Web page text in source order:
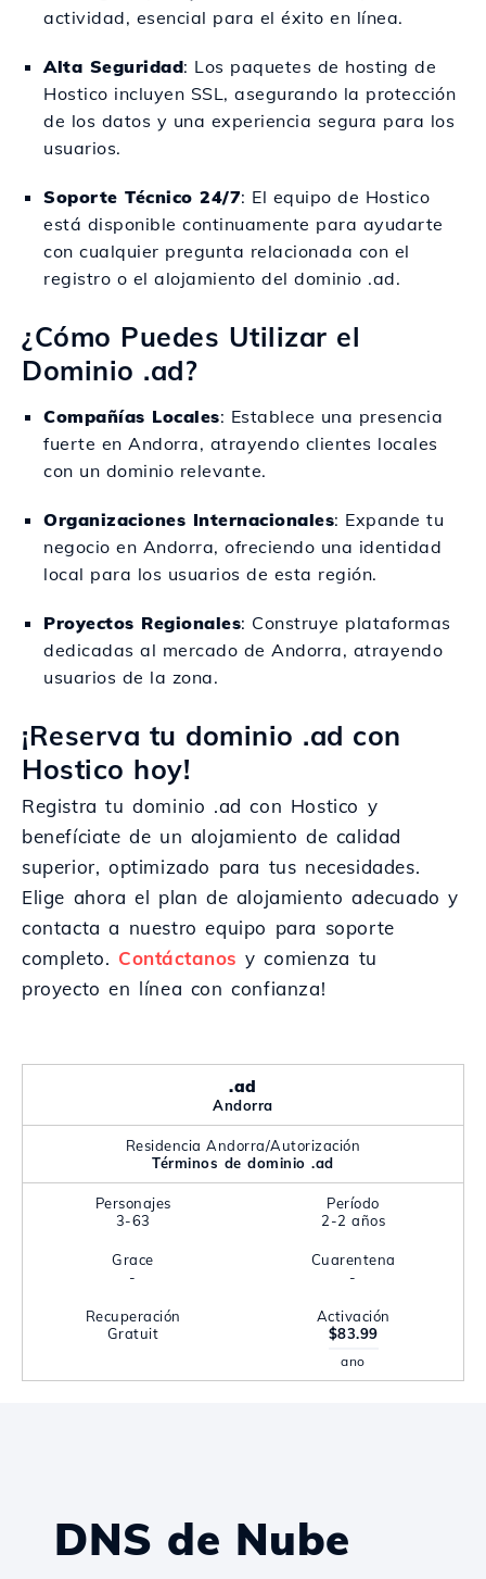
actividad, esencial para el éxito en línea.
Alta Seguridad: Los paquetes de hosting de
Hostico incluyen SSL, asegurando la protección
de los datos y una experiencia segura para los
usuarios.
Soporte Técnico 24/7: El equipo de Hostico
está disponible continuamente para ayudarte
con cualquier pregunta relacionada con el
registro o el alojamiento del dominio .ad.
¿Cómo Puedes Utilizar el
Dominio .ad?
Compañías Locales: Establece una presencia
fuerte en Andorra, atrayendo clientes locales
con un dominio relevante.
Organizaciones Internacionales: Expande tu
negocio en Andorra, ofreciendo una identidad
local para los usuarios de esta región.
Proyectos Regionales: Construye plataformas
dedicadas al mercado de Andorra, atrayendo
usuarios de la zona.
¡Reserva tu dominio .ad con
Hostico hoy!
Registra tu dominio .ad con Hostico y
benefíciate de un alojamiento de calidad
superior, optimizado para tus necesidades.
Elige ahora el plan de alojamiento adecuado y
contacta a nuestro equipo para soporte
completo. Contáctanos y comienza tu
proyecto en línea con confianza!
.ad
Andorra
Residencia Andorra/Autorización
Términos de dominio .ad
Personajes
3-63
Período
2-2 años
Grace
-
Cuarentena
-
Recuperación
Gratuit
Activación
$83.99
ano
DNS de Nube